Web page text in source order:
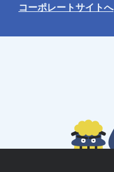
コーポレートサイトへ